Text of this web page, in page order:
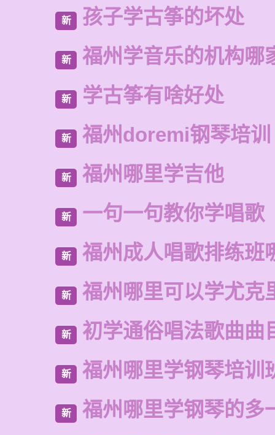
新 孩子学古筝的坏处
新 福州学音乐的机构哪
新 学古筝有啥好处
新 福州doremi钢琴培训
新 福州哪里学吉他
新 一句一句教你学唱歌
新 福州成人唱歌排练班
新 福州哪里可以学尤克
新 初学通俗唱法歌曲曲
新 福州哪里学钢琴培训
新 福州哪里学钢琴的多